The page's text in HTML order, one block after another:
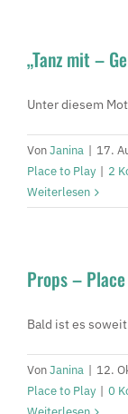
„Tanz mit –
Unter diesem
VonJanina | 17.
Place to Play | 2
Weiterlesen
Props –
Bald ist es
VonJanina | 12.
Place to Play | 0